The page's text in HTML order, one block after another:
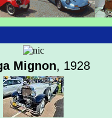
Mignon, 1928